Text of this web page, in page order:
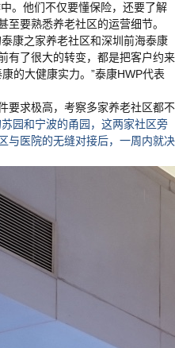
。他们不仅要懂保险，还要了解
至要熟悉养老社区的运营细节。
康之家养老社区和深圳前海泰康
有了很大的转变，都是把客户约来
的大健康实力。”泰康HWP代表
要求极高，考察多家养老社区都不
园和宁波的甬园，这两家社区旁
与医院的无缝对接后，一周内就决